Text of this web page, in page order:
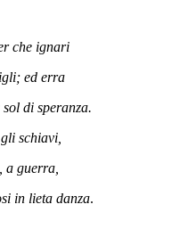
che ignari
ed erra
di speranza.
schiavi,
a guerra,
in lieta danza.